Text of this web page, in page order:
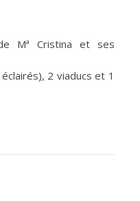
Mª Cristina et ses
2 viaducs et 1